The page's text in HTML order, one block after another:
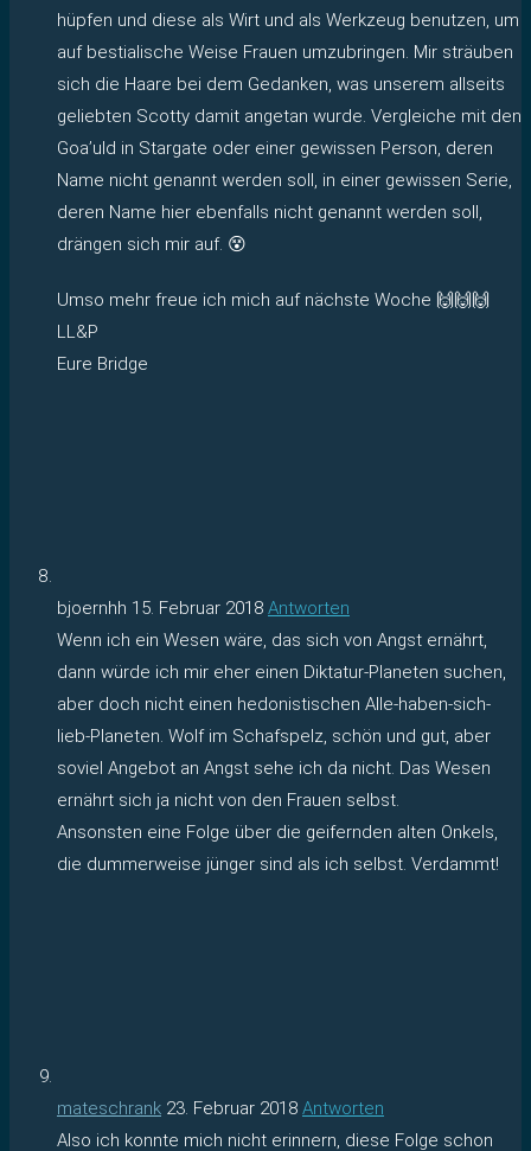
hüpfen und diese als Wirt und als Werkzeug benutzen, um
auf bestialische Weise Frauen umzubringen. Mir sträuben
sich die Haare bei dem Gedanken, was unserem allseits
geliebten Scotty damit angetan wurde. Vergleiche mit den
Goa’uld in Stargate oder einer gewissen Person, deren
Name nicht genannt werden soll, in einer gewissen Serie,
deren Name hier ebenfalls nicht genannt werden soll,
drängen sich mir auf. 😵
Umso mehr freue ich mich auf nächste Woche 🙌🙌🙌
LL&P
Eure Bridge
bjoernhh 15. Februar 2018 Antworten
Wenn ich ein Wesen wäre, das sich von Angst ernährt,
dann würde ich mir eher einen Diktatur-Planeten suchen,
aber doch nicht einen hedonistischen Alle-haben-sich-
lieb-Planeten. Wolf im Schafspelz, schön und gut, aber
soviel Angebot an Angst sehe ich da nicht. Das Wesen
ernährt sich ja nicht von den Frauen selbst.
Ansonsten eine Folge über die geifernden alten Onkels,
die dummerweise jünger sind als ich selbst. Verdammt!
mateschrank 23. Februar 2018 Antworten
Also ich konnte mich nicht erinnern, diese Folge schon